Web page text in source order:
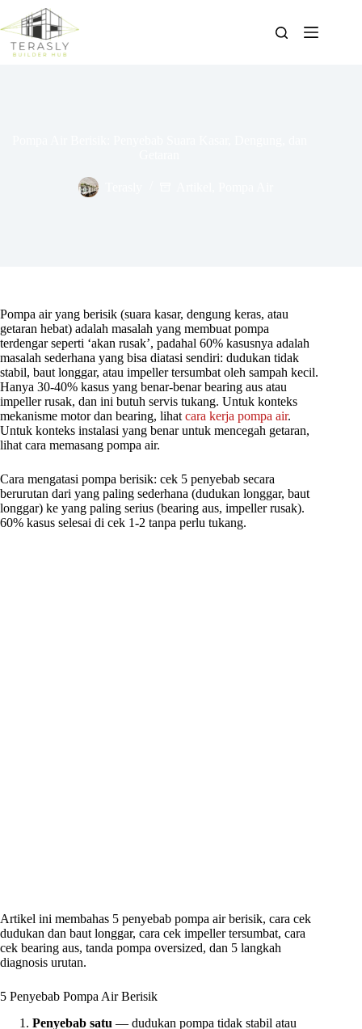
content
Pompa air yang berisik (suara kasar, dengung keras, atau
getaran hebat) adalah masalah yang membuat pompa
terdengar seperti ‘akan rusak’, padahal 60% kasusnya adalah
masalah sederhana yang bisa diatasi sendiri: dudukan tidak
stabil, baut longgar, atau impeller tersumbat oleh sampah kecil.
Hanya 30-40% kasus yang benar-benar bearing aus atau
impeller rusak, dan ini butuh servis tukang. Untuk konteks
mekanisme motor dan bearing, lihat cara kerja pompa air.
Untuk konteks instalasi yang benar untuk mencegah getaran,
lihat cara memasang pompa air.
Cara mengatasi pompa berisik: cek 5 penyebab secara
berurutan dari yang paling sederhana (dudukan longgar, baut
longgar) ke yang paling serius (bearing aus, impeller rusak).
60% kasus selesai di cek 1-2 tanpa perlu tukang.
Artikel ini membahas 5 penyebab pompa air berisik, cara cek
dudukan dan baut longgar, cara cek impeller tersumbat, cara
cek bearing aus, tanda pompa oversized, dan 5 langkah
diagnosis urutan.
5 Penyebab Pompa Air Berisik
Penyebab satu — dudukan pompa tidak stabil atau